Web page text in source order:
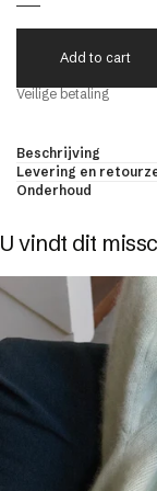
kasjmier
Add to cart
Veilige betaling
Beschrijving
Levering en
Onderhoud
U vindt dit